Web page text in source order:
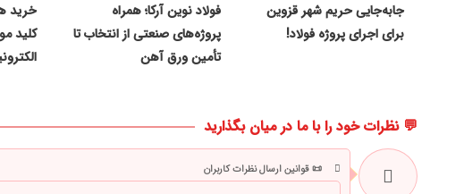
جابه‌جایی حریم شهر قزوین
برای اجرای پروژه فولاد!
فولاد نوین آرکا؛ همراه
پروژه‌های صنعتی از انتخاب تا
تأمین ورق آهن
خرید
کلید
💬 نظرات خود را با ما در میان بگذارید
📜 قوانین ارسال نظرات کاربران